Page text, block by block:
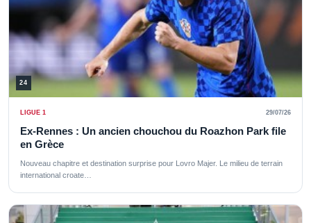
24
LIGUE 1 29/07/26
Ex-Rennes : Un ancien chouchou du Roazhon Park file
en Grèce
Nouveau chapitre et destination surprise pour Lovro Majer. Le milieu de terrain
international croate…